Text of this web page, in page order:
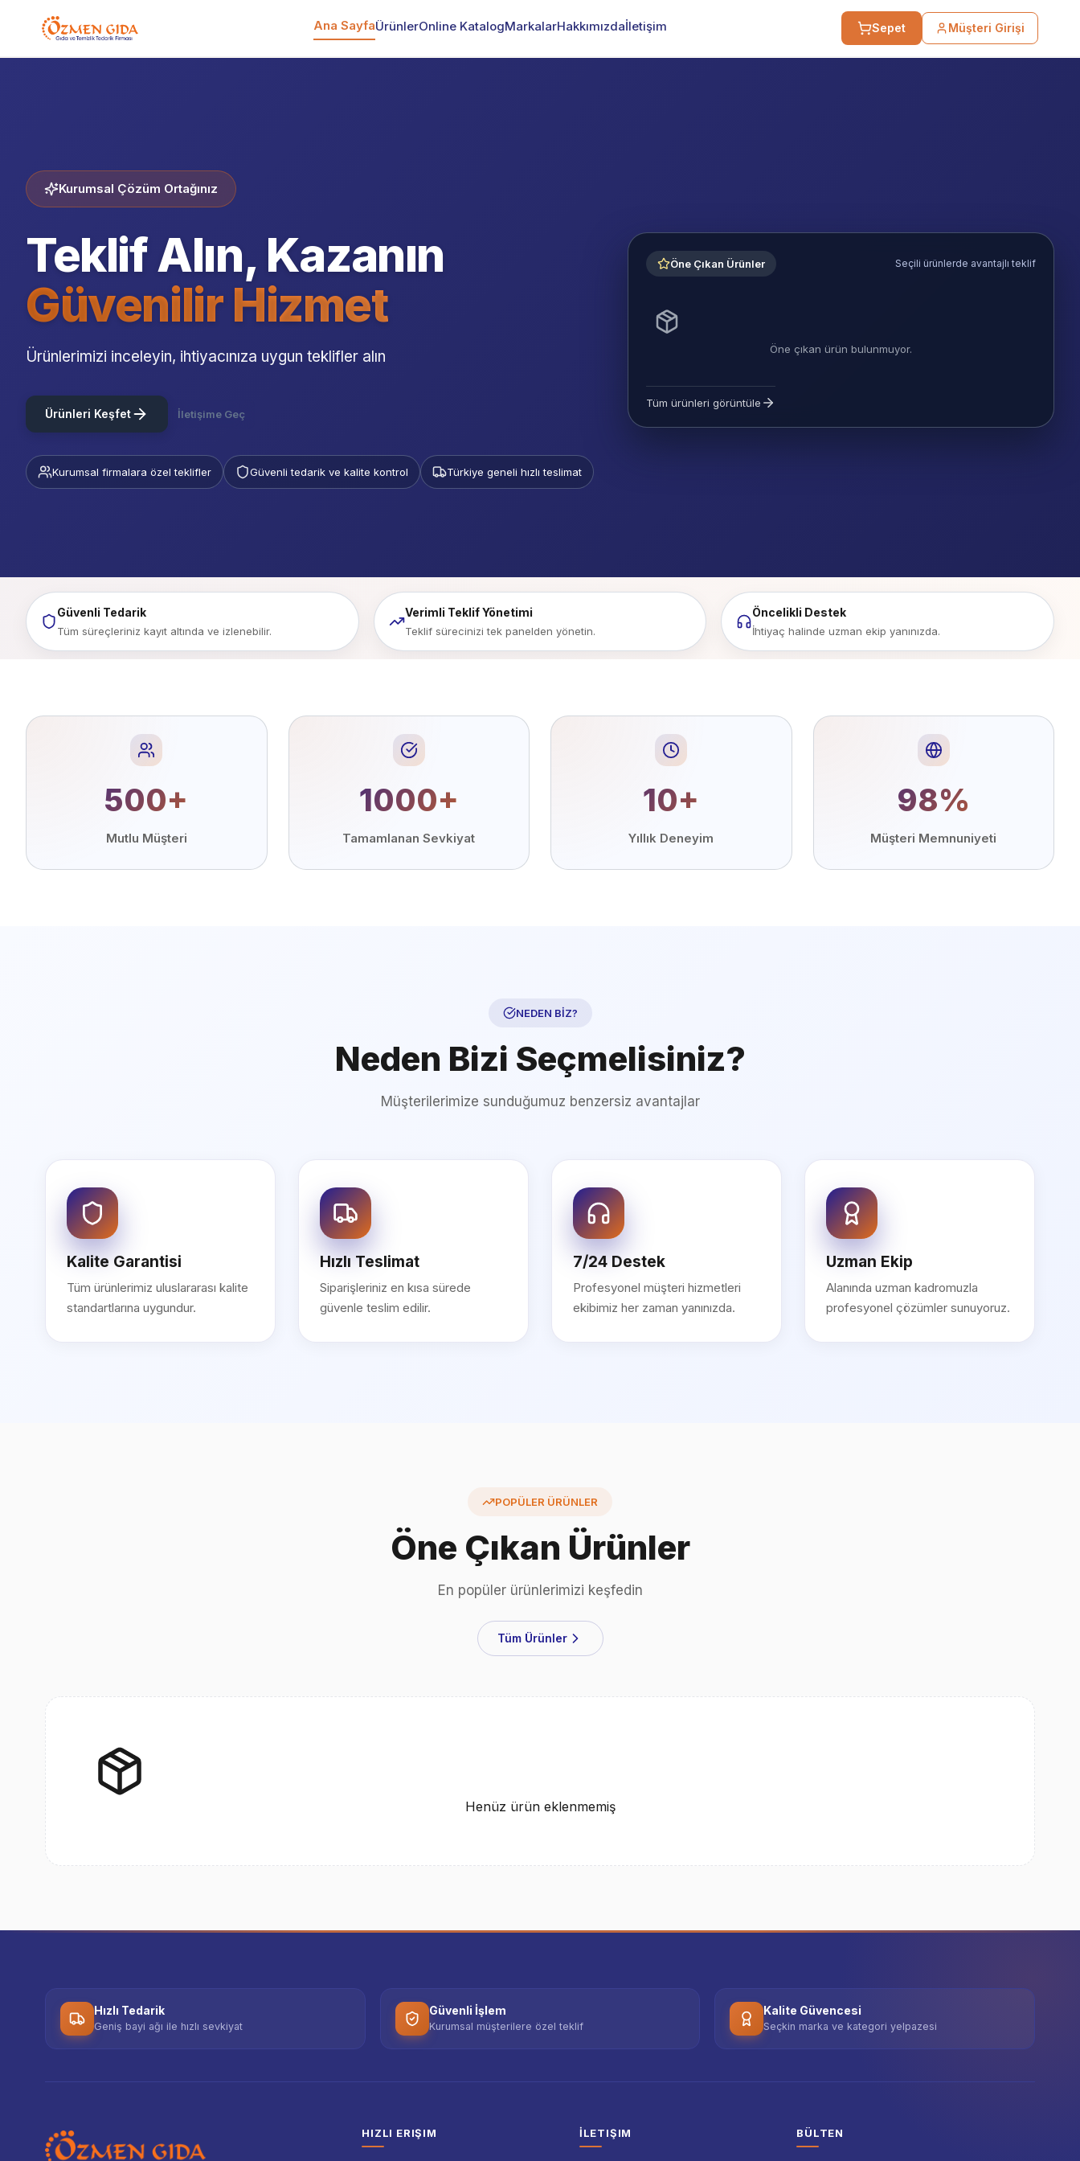
Ana SayfaÜrünlerOnline KatalogMarkalarHakkımızdaİletişim Sepet Müşteri Girişi
Kurumsal Çözüm Ortağınız
Teklif Alın, Kazanın
Güvenilir Hizmet
Ürünlerimizi inceleyin, ihtiyacınıza uygun teklifler alın
Ürünleri Keşfet İletişime Geç
Kurumsal firmalara özel teklifler Güvenli tedarik ve kalite kontrol Türkiye geneli hızlı teslimat
Öne Çıkan Ürünler Seçili ürünlerde avantajlı teklif
Öne çıkan ürün bulunmuyor.
Tüm ürünleri görüntüle
Güvenli Tedarik
Tüm süreçleriniz kayıt altında ve izlenebilir.
Verimli Teklif Yönetimi
Teklif sürecinizi tek panelden yönetin.
Öncelikli Destek
İhtiyaç halinde uzman ekip yanınızda.
500+
Mutlu Müşteri
1000+
Tamamlanan Sevkiyat
10+
Yıllık Deneyim
98%
Müşteri Memnuniyeti
NEDEN BİZ?
Neden Bizi Seçmelisiniz?
Müşterilerimize sunduğumuz benzersiz avantajlar
Kalite Garantisi
Tüm ürünlerimiz uluslararası kalite
standartlarına uygundur.
Hızlı Teslimat
Siparişleriniz en kısa sürede
güvenle teslim edilir.
7/24 Destek
Profesyonel müşteri hizmetleri
ekibimiz her zaman yanınızda.
Uzman Ekip
Alanında uzman kadromuzla
profesyonel çözümler sunuyoruz.
POPÜLER ÜRÜNLER
Öne Çıkan Ürünler
En popüler ürünlerimizi keşfedin
Tüm Ürünler
Henüz ürün eklenmemiş
Hızlı Tedarik
Geniş bayi ağı ile hızlı sevkiyat
Güvenli İşlem
Kurumsal müşterilere özel teklif
Kalite Güvencesi
Seçkin marka ve kategori yelpazesi
HIZLI ERIŞIM İLETIŞIM BÜLTEN